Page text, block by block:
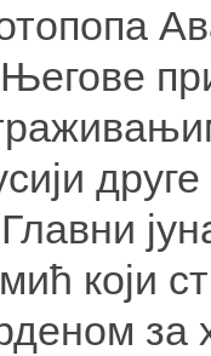
који